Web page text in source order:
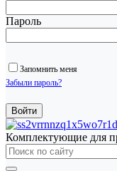
Пароль
Запомнить меня
Забыли пароль?
Комплектующие для